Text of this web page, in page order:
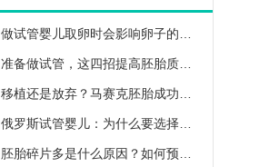
做试管婴儿取卵时会影响卵子的…
准备做试管，这四招提高胚胎质…
移植还是放弃？马赛克胚胎成功…
俄罗斯试管婴儿：为什么要选择…
胚胎碎片多是什么原因？如何预…